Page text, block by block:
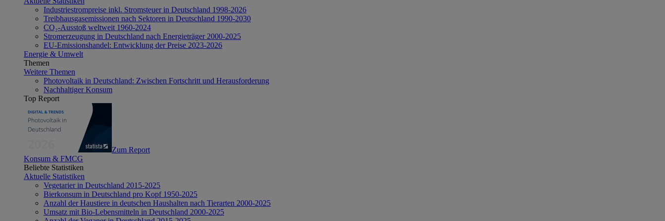
Industriestrompreise inkl. Stromsteuer in Deutschland 1998-2026
Treibhausgasemissionen nach Sektoren in Deutschland 1990-2030
CO₂-Ausstoß weltweit 1960-2024
Stromerzeugung in Deutschland nach Energieträger 2000-2025
EU-Emissionshandel: Entwicklung der Preise 2023-2026
Energie & Umwelt
Themen
Weitere Themen
Photovoltaik in Deutschland: Zwischen Fortschritt und Herausforderung
Nachhaltiger Konsum
Top Report
Zum Report
Konsum & FMCG
Beliebte Statistiken
Aktuelle Statistiken
Vegetarier in Deutschland 2015-2025
Bierkonsum in Deutschland pro Kopf 1950-2025
Anzahl der Haustiere in deutschen Haushalten nach Tierarten 2000-2025
Umsatz mit Bio-Lebensmitteln in Deutschland 2000-2025